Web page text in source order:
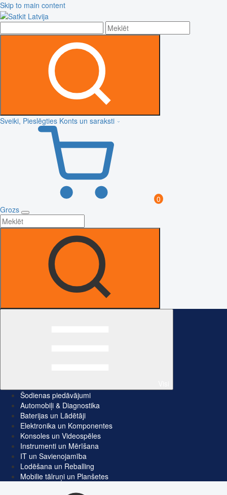
Skip to main content
Sveiki, Pieslēgties Konts un saraksti
0
Grozs
Šodienas piedāvājumi
Automobiļi & Diagnostika
Baterijas un Lādētāji
Elektronika un Komponentes
Konsoles un Videospēles
Instrumenti un Mērīšana
IT un Savienojamība
Lodēšana un Reballing
Mobilie tālruņi un Planšetes